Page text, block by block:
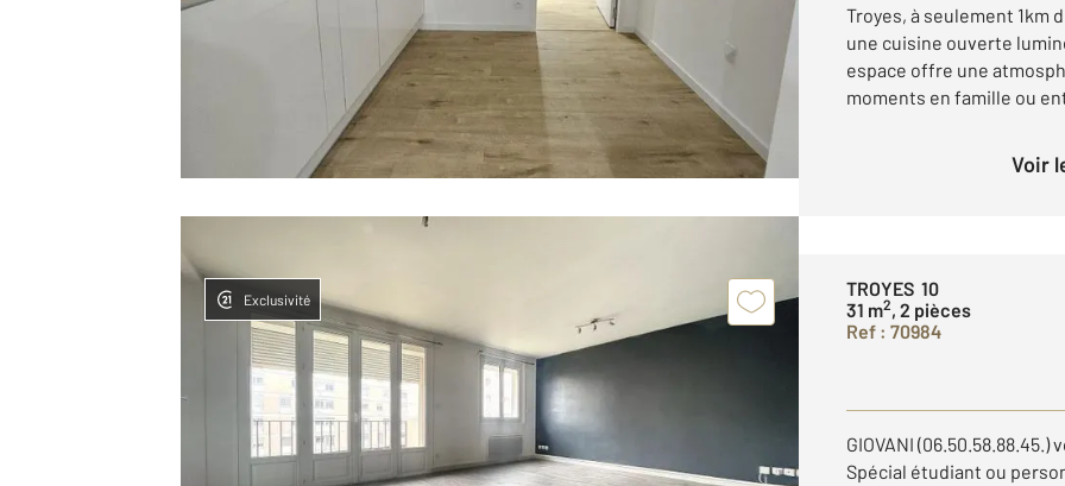
Troyes, à seulement 1km
une cuisine ouverte
espace offre une
moments en famille ou
Voir
Exclusivité
TROYES 10
31 m2, 2 pièces
Ref : 70984
GIOVANI
Spécial étudiant ou